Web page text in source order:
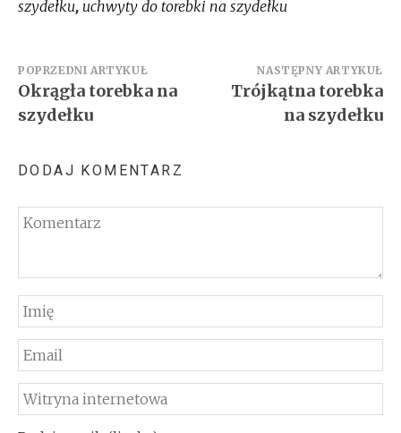
szydełku, uchwyty do torebki na szydełku
Nawigacja
wpisu
POPRZEDNI ARTYKUŁ
Okrągła torebka na
szydełku
NASTĘPNY ARTYKUŁ
Trójkątna torebka
na szydełku
DODAJ KOMENTARZ